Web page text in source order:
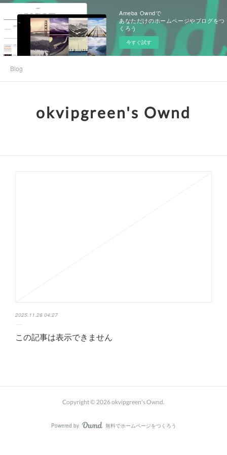
Ameba Owndで
あなただけのホームページやブログをつ
くろう
今すぐ試す
Blog
okvipgreen's Ownd
2025.11.28 04:27
この記事は表示できません
Copyright © 2026okvipgreen's Ownd.
Powered by AmebaOwnd
無料でホームページをつくろう